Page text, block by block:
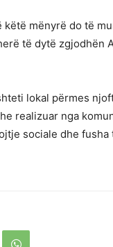
këtë mënyrë do të
të dytë zgjodhën
lokal përmes
realizuar nga
sociale dhe